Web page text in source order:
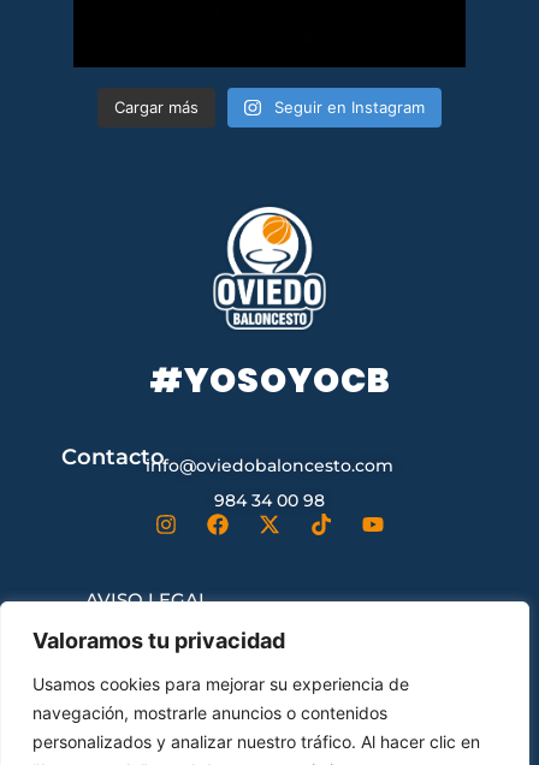
Valoramos tu privacidad
Usamos cookies para mejorar su experiencia de
navegación, mostrarle anuncios o contenidos
personalizados y analizar nuestro tráfico. Al hacer clic en
Cargar más Seguir en Instagram
#YOSOYOCB
Contactoinfo@oviedobaloncesto.com
984 34 00 98
AVISO LEGAL
CONTRATACIÓN